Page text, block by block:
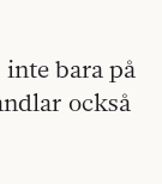
bara på
också